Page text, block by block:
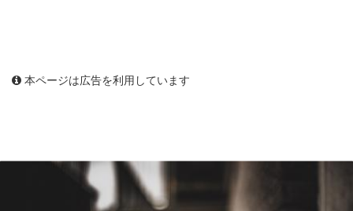
本ページは広告を利用しています